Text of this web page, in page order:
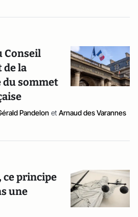
Conseil
de la
sommet
Pandelon et Arnaud des Varannes
ce principe
une